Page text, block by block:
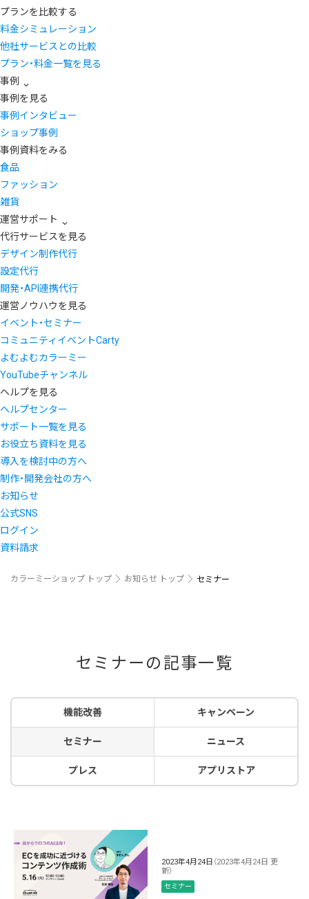
プランを比較する
料金シミュレーション
他社サービスとの比較
プラン・料金一覧を見る
事例
事例を見る
事例インタビュー
ショップ事例
事例資料をみる
食品
ファッション
雑貨
運営サポート
代行サービスを見る
デザイン制作代行
設定代行
開発・API連携代行
運営ノウハウを見る
イベント・セミナー
コミュニティイベントCarty
よむよむカラーミー
YouTubeチャンネル
ヘルプを見る
ヘルプセンター
サポート一覧を見る
お役立ち資料を見る
導入を検討中の方へ
制作・開発会社の方へ
お知らせ
公式SNS
ログイン
資料請求
カラーミーショップ トップ お知らせ トップ セミナー
セミナーの記事一覧
機能改善 キャンペーン
セミナー ニュース
プレス アプリストア
2023年4月24日 （2023年4月24日 更
新）
セミナー